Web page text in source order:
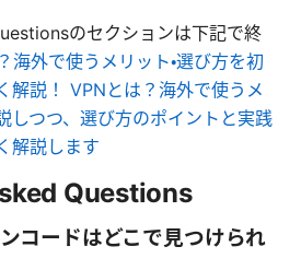
のセクションは下記で終
海外で使うメリット・選び方を初
解説！ VPNとは？海外で使うメ
しつつ、選び方のポイントと実践
解説します
Questions
コードはどこで見つけられ